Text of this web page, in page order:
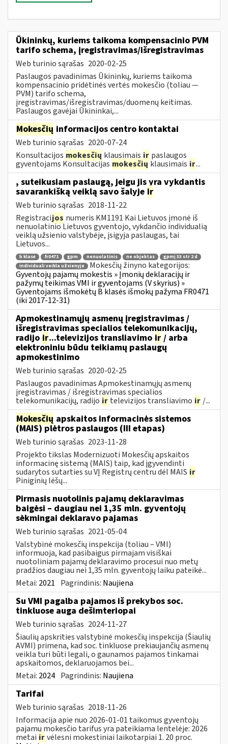
Ūkininkų, kuriems taikoma kompensacinio PVM
tarifo schema, įregistravimas/išregistravimas
Web turinio sąrašas 2020-02-25
Paslaugos pavadinimas Ūkininkų, kuriems taikoma
kompensacinio pridėtinės vertės mokesčio (toliau —
PVM) tarifo schema,
įregistravimas/išregistravimas/duomenų keitimas.
Paslaugos gavėjai Ūkininkai,...
Mokesčių informacijos centro kontaktai
Web turinio sąrašas 2020-07-24
Konsultacijos mokesčių klausimais ir paslaugos
gyventojams Konsultacijas mokesčiųklausimais ir...
, suteikusiam paslaugą, jeigu jis yra vykdantis
savarankišką veiklą savo šalyje ir
Web turinio sąrašas 2018-11-22
Registracijos numeris KM1191 Kai Lietuvos įmonė iš
nenuolatinio Lietuvos gyventojo, vykdančio individualią
veiklą užsienio valstybėje, įsigyja paslaugas, tai
Lietuvos...
b klasė fr0471 gpm nenuolatinis ne objektas
gpmį 33 str 2 d
individuali veikla užsienyje
Mokesčių žinyno kategorijos:
Gyventojų pajamų mokestis » Įmonių deklaracijų ir
pažymų teikimas VMI ir gyventojams (V skyrius) »
Gyventojams išmokėtų B klasės išmokų pažyma FR0471
(iki 2017-12-31)
Apmokestinamųjų asmenų įregistravimas /
išregistravimas specialios telekomunikacijų,
radijo ir...televizijos transliavimo ir / arba
elektroniniu būdu teikiamų paslaugų
apmokestinimo
Web turinio sąrašas 2020-02-25
Paslaugos pavadinimas Apmokestinamųjų asmenų
įregistravimas / išregistravimas specialios
telekomunikacijų, radijo ir televizijos transliavimo ir /...
Mokesčių apskaitos informacinės sistemos
(MAIS) plėtros paslaugos (III etapas)
Web turinio sąrašas 2023-11-28
Projekto tikslas Modernizuoti Mokesčių apskaitos
informacinę sistemą (MAIS) taip, kad įgyvendinti
sudarytos sutarties su VĮ Registrų centru dėl MAIS ir
Piniginių lėšų...
Pirmasis nuotolinis pajamų deklaravimas
baigėsi – daugiau nei 1,35 mln. gyventojų
sėkmingai deklaravo pajamas
Web turinio sąrašas 2021-05-04
Valstybinė mokesčių inspekcija (toliau – VMI)
informuoja, kad pasibaigus pirmajam visiškai
nuotoliniam pajamų deklaravimo procesui nuo metų
pradžios daugiau nei 1,35 mln. gyventojų laiku pateikė...
Metai: 2021 Pagrindinis: Naujiena
Su VMI pagalba pajamos iš prekybos soc.
tinkluose auga dešimteriopai
Web turinio sąrašas 2024-11-27
Šiaulių apskrities valstybinė mokesčių inspekcija (Šiaulių
AVMI) primena, kad soc. tinkluose prekiaujančių asmenų
veikla turi būti legali, o gaunamos pajamos tinkamai
apskaitomos, deklaruojamos bei...
Metai: 2024 Pagrindinis: Naujiena
Tarifai
Web turinio sąrašas 2018-11-26
Informacija apie nuo 2026-01-01 taikomus gyventojų
pajamų mokesčio tarifus yra pateikiama lentelėje: 2026
metai irvėlesni mokestiniai laikotarpiai 1. 20 proc.